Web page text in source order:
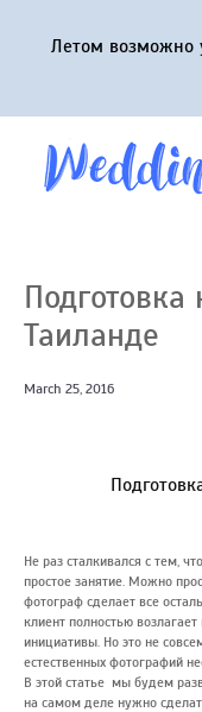
Летом возможно
Подготовка
Таиланде
March 25, 2016
Не раз сталкивался с тем,
простое занятие. Можно
фотограф сделает все
клиент полностью
инициативы. Но это не
естественных фотографий
В этой статье мы будем
на самом деле нужно